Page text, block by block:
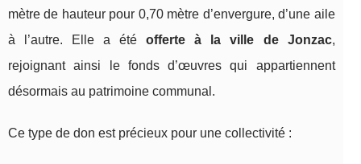
mètre de hauteur pour 0,70 mètre d’envergure, d’une aile
à l’autre. Elle a étéofferte à la ville de Jonzac,
rejoignant ainsi le fonds d’œuvres qui appartiennent
désormais au patrimoine communal.
Ce type de don est précieux pour une collectivité :